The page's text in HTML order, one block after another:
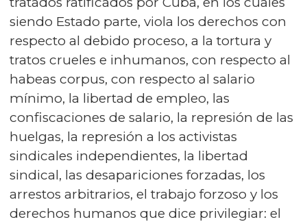
siendo Estado parte, viola los derechos con
respecto al debido proceso, a la tortura y
tratos crueles e inhumanos, con respecto al
habeas corpus, con respecto al salario
mínimo, la libertad de empleo, las
confiscaciones de salario, la represión de las
huelgas, la represión a los activistas
sindicales independientes, la libertad
sindical, las desapariciones forzadas, los
arrestos arbitrarios, el trabajo forzoso y los
derechos humanos que dice privilegiar: el